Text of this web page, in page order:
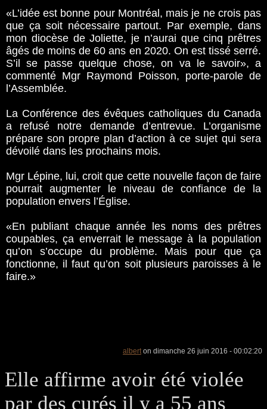
«L’idée est bonne pour Montréal, mais je ne crois pas
que ça soit nécessaire partout. Par exemple, dans
mon diocèse de Joliette­­, je n’aurai que cinq prêtres
âgés de moins de 60 ans en 2020. On est tissé serré.
S’il se passe quelque chose, on va le savoir», a
commenté Mgr Raymond Poisson, porte-parole de
l’Assemblée.
La Conférence des évêques catholiques­­ du Canada
a refusé notre demande d’entrevue. L’organisme
prépare son propre plan d’action à ce sujet qui sera
dévoilé dans les prochains mois.
Mgr Lépine, lui, croit que cette nouvelle façon de faire
pourrait augmenter le niveau de confiance de la
population envers l’Église.
«En publiant chaque année les noms des prêtres
coupables, ça enverrait le message à la population
qu’on s’occupe du problème. Mais pour que ça
fonctionne, il faut qu’on soit plusieurs paroisses à le
faire.»
alberton dimanche 26 juin 2016 - 00:02:20
Elle affirme avoir été violée
par des curés il y a 55 ans